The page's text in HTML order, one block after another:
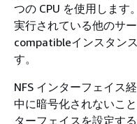
つの CPU を使用します
実行されている他のサ
compatibleインスタン
す。
NFS インターフェイス
中に暗号化されないこ
ターフェイスを設定す